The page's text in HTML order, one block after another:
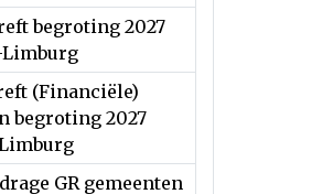
begroting 2027
Limburg
(Financiële)
begroting 2027
GR gemeenten